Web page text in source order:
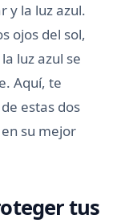
y la luz azul.
ojos del sol,
luz azul se
Aquí, te
estas dos
su mejor
tus